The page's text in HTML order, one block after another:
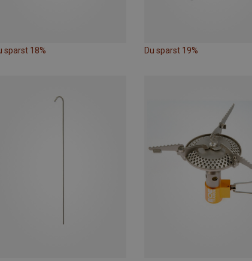
sparst 18% Du sparst 19%